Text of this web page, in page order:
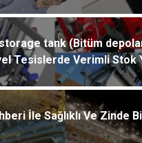
tank (Bitüm
Tesislerde Verimli Stok
İle Sağlıklı Ve Zinde